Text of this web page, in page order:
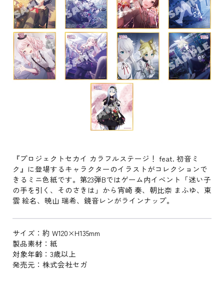
『プロジェクトセカイ カラフルステージ！ feat. 初音ミ
ク』に登場するキャラクターのイラストがコレクションで
きるミニ色紙です。第23弾Bではゲーム内イベント「迷い子
の手を引く、そのさきは」から宵崎 奏、朝比奈 まふゆ、東
雲 絵名、暁山 瑞希、鏡音レンがラインナップ。
サイズ：約 W120×H135mm
製品素材：紙
対象年齢：3歳以上
発売元：株式会社セガ